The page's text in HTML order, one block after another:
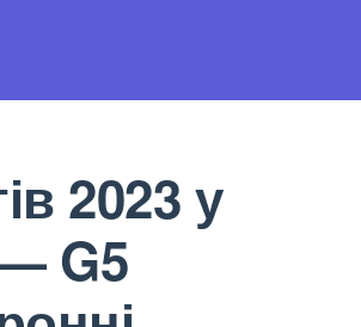
2023 у
G5